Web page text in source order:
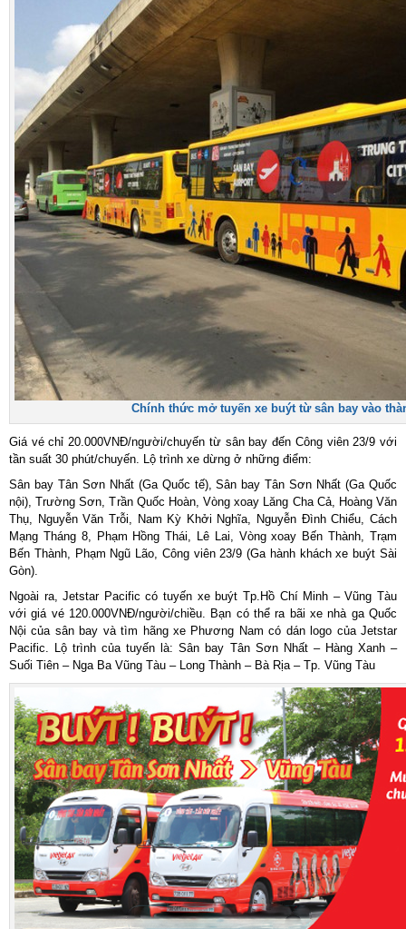
Chính thức mở tuyến xe buýt từ sân bay vào
Giá vé chỉ 20.000VNĐ/người/chuyến từ sân bay đến Công viên 23/9 với
tần suất 30 phút/chuyến. Lộ trình xe dừng ở những điểm:
Sân bay Tân Sơn Nhất (Ga Quốc tế), Sân bay Tân Sơn Nhất (Ga Quốc
nội), Trường Sơn, Trần Quốc Hoàn, Vòng xoay Lăng Cha Cả, Hoàng Văn
Thụ, Nguyễn Văn Trỗi, Nam Kỳ Khởi Nghĩa, Nguyễn Đình Chiểu, Cách
Mạng Tháng 8, Phạm Hồng Thái, Lê Lai, Vòng xoay Bến Thành, Trạm
Bến Thành, Phạm Ngũ Lão, Công viên 23/9 (Ga hành khách xe buýt Sài
Gòn).
Ngoài ra, Jetstar Pacific có tuyến xe buýt Tp.Hồ Chí Minh – Vũng Tàu
với giá vé 120.000VNĐ/người/chiều. Bạn có thể ra bãi xe nhà ga Quốc
Nội của sân bay và tìm hãng xe Phương Nam có dán logo của Jetstar
Pacific. Lộ trình của tuyến là: Sân bay Tân Sơn Nhất – Hàng Xanh –
Suối Tiên – Nga Ba Vũng Tàu – Long Thành – Bà Rịa – Tp. Vũng Tàu